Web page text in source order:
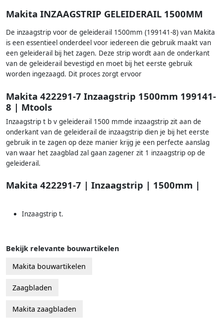
Makita INZAAGSTRIP GELEIDERAIL 1500MM
De inzaagstrip voor de geleiderail 1500mm (199141-8) van Makita
is een essentieel onderdeel voor iedereen die gebruik maakt van
een geleiderail bij het zagen. Deze strip wordt aan de onderkant
van de geleiderail bevestigd en moet bij het eerste gebruik
worden ingezaagd. Dit proces zorgt ervoor
Makita 422291-7 Inzaagstrip 1500mm 199141-
8 | Mtools
Inzaagstrip t b v geleiderail 1500 mmde inzaagstrip zit aan de
onderkant van de geleiderail de inzaagstrip dien je bij het eerste
gebruik in te zagen op deze manier krijg je een perfecte aanslag
van waar het zaagblad zal gaan zagener zit 1 inzaagstrip op de
geleiderail.
Makita 422291-7 | Inzaagstrip | 1500mm |
Inzaagstrip t.
Bekijk relevante bouwartikelen
Makita bouwartikelen
Zaagbladen
Makita zaagbladen